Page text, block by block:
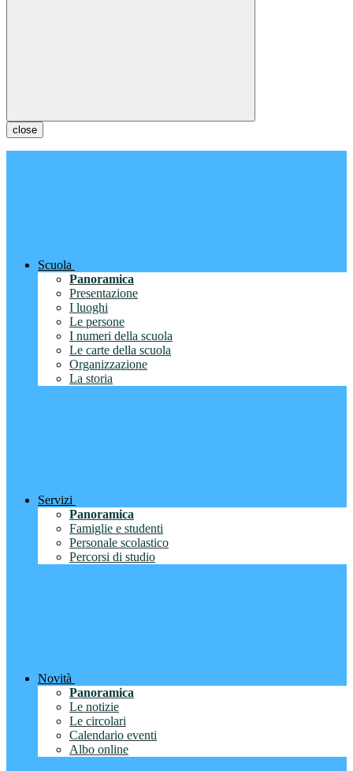
close
Scuola
Panoramica
Presentazione
I luoghi
Le persone
I numeri della scuola
Le carte della scuola
Organizzazione
La storia
Servizi
Panoramica
Famiglie e studenti
Personale scolastico
Percorsi di studio
Novità
Panoramica
Le notizie
Le circolari
Calendario eventi
Albo online